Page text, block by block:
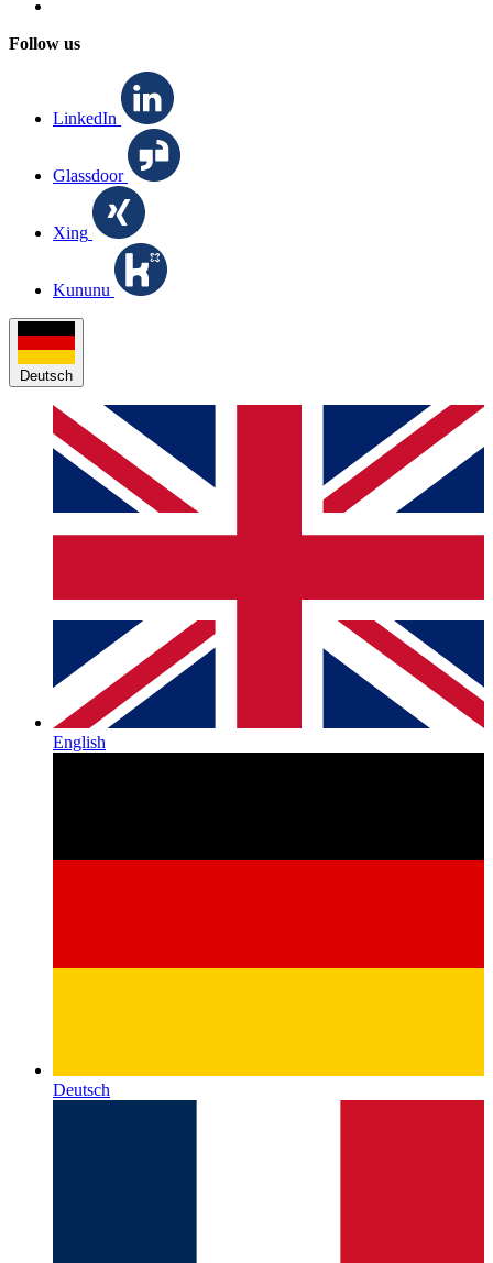
Follow us
LinkedIn
Glassdoor
Xing
Kununu
Deutsch
English
Deutsch